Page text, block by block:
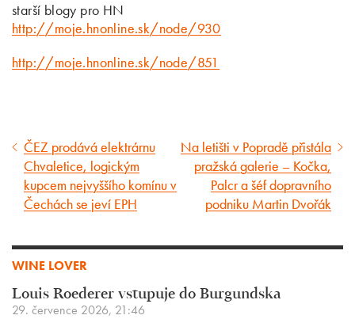
starší blogy pro HN
http://moje.hnonline.sk/node/930
http://moje.hnonline.sk/node/851
Předcházející
článek
ČEZ prodává elektrárnu
Chvaletice, logickým
kupcem nejvyššího komínu v
Čechách se jeví EPH
Následující
článek
Na letišti v Popradě přistála
pražská galerie – Kočka,
Palcr a šéf dopravního
podniku Martin Dvořák
WINE LOVER
Louis Roederer vstupuje do Burgundska
29. července 2026, 21:46